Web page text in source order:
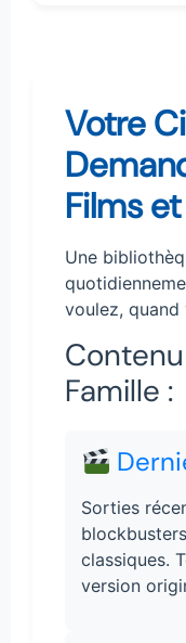
Votre
Films
Une
voulez, quand
Famille :
Sorties
classiques.
version